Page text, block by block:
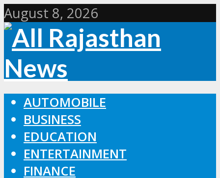
August 8, 2026
AUTOMOBILE
BUSINESS
EDUCATION
ENTERTAINMENT
FINANCE